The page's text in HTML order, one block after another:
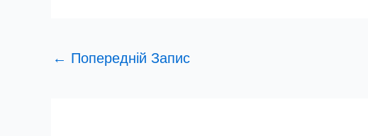
← Попередній Запис